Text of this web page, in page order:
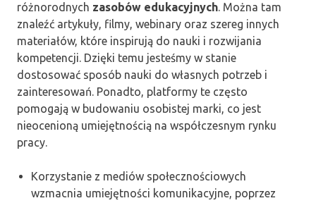
różnorodnych zasobów edukacyjnych. Można tam
znaleźć artykuły, filmy, webinary oraz szereg innych
materiałów, które inspirują do nauki i rozwijania
kompetencji. Dzięki temu jesteśmy w stanie
dostosować sposób nauki do własnych potrzeb i
zainteresowań. Ponadto, platformy te często
pomogają w budowaniu osobistej marki, co jest
nieocenioną umiejętnością na współczesnym rynku
pracy.
Korzystanie z mediów społecznościowych
wzmacnia umiejętności komunikacyjne, poprzez